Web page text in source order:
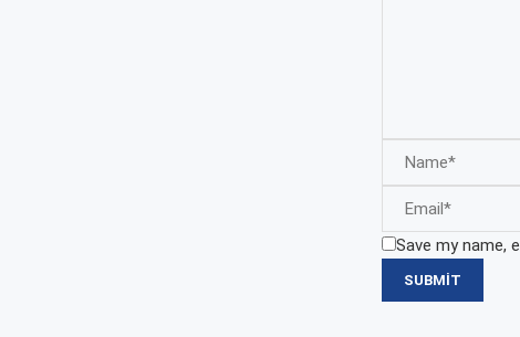
Save my name,